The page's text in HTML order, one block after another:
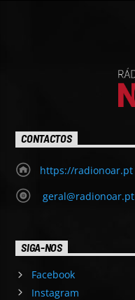
CONTACTOS
https://radionoar.pt
geral@radionoar.pt
SIGA-NOS
Facebook
Instagram